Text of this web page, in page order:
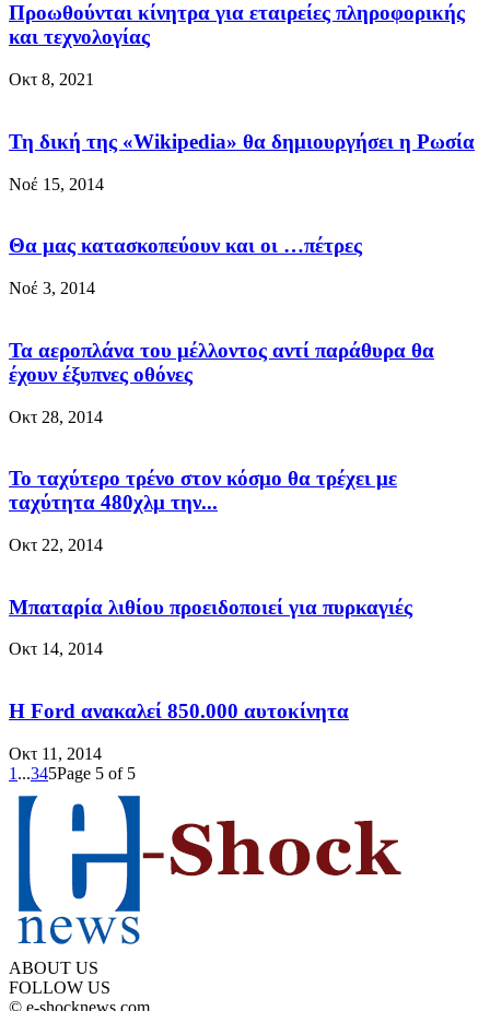
Προωθούνται κίνητρα για εταιρείες πληροφορικής
και τεχνολογίας
Οκτ 8, 2021
Τη δική της «Wikipedia» θα δημιουργήσει η Ρωσία
Νοέ 15, 2014
Θα μας κατασκοπεύουν και οι …πέτρες
Νοέ 3, 2014
Τα αεροπλάνα του μέλλοντος αντί παράθυρα θα
έχουν έξυπνες οθόνες
Οκτ 28, 2014
Το ταχύτερο τρένο στον κόσμο θα τρέχει με
ταχύτητα 480χλμ την...
Οκτ 22, 2014
Μπαταρία λιθίου προειδοποιεί για πυρκαγιές
Οκτ 14, 2014
Η Ford ανακαλεί 850.000 αυτοκίνητα
Οκτ 11, 2014
1 ...345Page 5 of 5
ABOUT US
FOLLOW US
© e-shocknews.com